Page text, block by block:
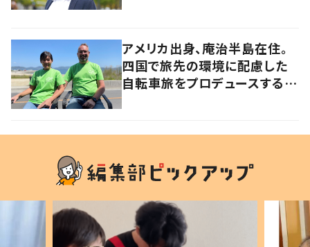
アメリカ出身、庵治半島在住。
四国で旅先の環境に配慮した
自転車旅をプロデュースする